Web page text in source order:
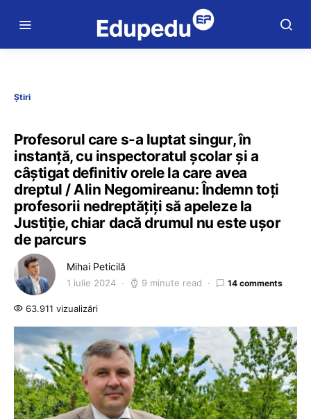
Știri
Profesorul care s-a luptat singur, în
instanță, cu inspectoratul școlar și a
câștigat definitiv orele la care avea
dreptul / Alin Negomireanu: Îndemn toți
profesorii nedreptățiți să apeleze la
Justiție, chiar dacă drumul nu este ușor
de parcurs
Mihai Peticilă
1 iulie 2024 9 minute read 14 comments
63.911 vizualizări